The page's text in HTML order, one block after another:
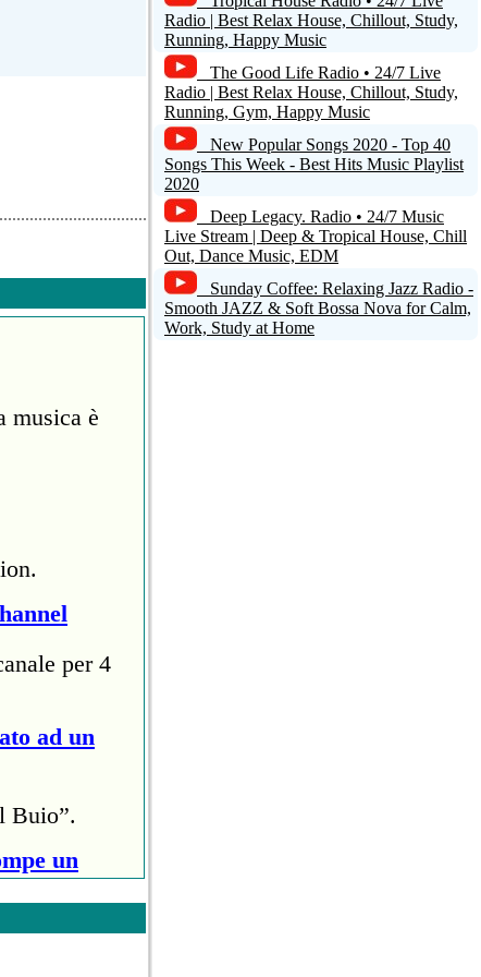
musica è
per 4
ad un
Buio”.
un
(circa
anti
Radio | Best Relax House, Chillout, Study,
Running, Happy Music
The Good Life Radio • 24/7 Live
Radio | Best Relax House, Chillout, Study,
Running, Gym, Happy Music
New Popular Songs 2020 - Top 40
Songs This Week - Best Hits Music Playlist
2020
Deep Legacy. Radio • 24/7 Music
Live Stream | Deep & Tropical House, Chill
Out, Dance Music, EDM
Sunday Coffee: Relaxing Jazz Radio -
Smooth JAZZ & Soft Bossa Nova for Calm,
Work, Study at Home